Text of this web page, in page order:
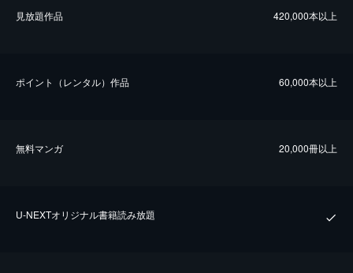
⾒放題作品 420,000本以上
ポイント（レンタル）作品 60,000本以上
無料マンガ 20,000冊以上
U-NEXTオリジナル書籍読み放題